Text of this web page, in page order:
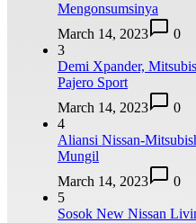
Mengonsumsinya
March 14, 2023
0
3
Demi Xpander,
Pajero Sport
March 14, 2023
0
4
Aliansi Nissan-
Mungil
March 14, 2023
0
5
Sosok New Nissan